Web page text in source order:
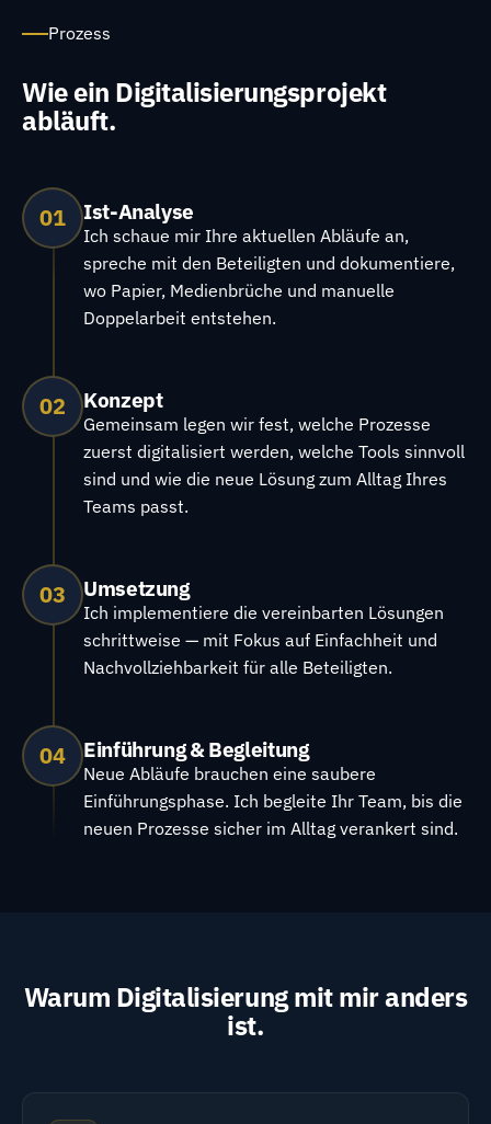
Prozess
Wie ein Digitalisierungsprojekt
abläuft.
01 Ist-Analyse
Ich schaue mir Ihre aktuellen Abläufe an,
spreche mit den Beteiligten und dokumentiere,
wo Papier, Medienbrüche und manuelle
Doppelarbeit entstehen.
02 Konzept
Gemeinsam legen wir fest, welche Prozesse
zuerst digitalisiert werden, welche Tools sinnvoll
sind und wie die neue Lösung zum Alltag Ihres
Teams passt.
03 Umsetzung
Ich implementiere die vereinbarten Lösungen
schrittweise — mit Fokus auf Einfachheit und
Nachvollziehbarkeit für alle Beteiligten.
04 Einführung & Begleitung
Neue Abläufe brauchen eine saubere
Einführungsphase. Ich begleite Ihr Team, bis die
neuen Prozesse sicher im Alltag verankert sind.
Warum Digitalisierung mit mir anders
ist.